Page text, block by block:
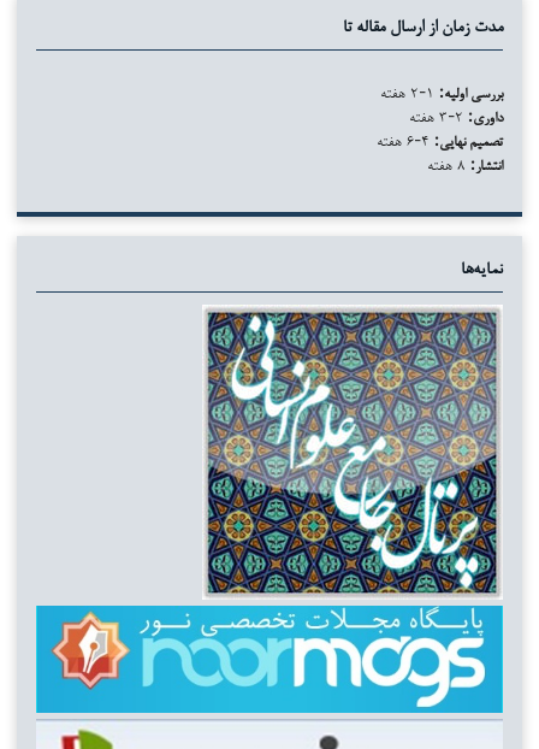
مدت زمان از ارسال مقاله تا
بررسی اولیه:
داوری:
تصمیم نهایی:
انتشار:
نمایه‌ها